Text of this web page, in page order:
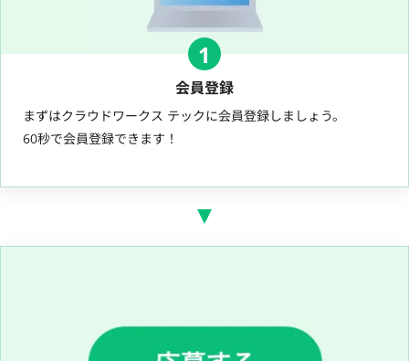
1
会員登録
まずはクラウドワークス テックに会員登録しましょう。
60秒で会員登録できます！